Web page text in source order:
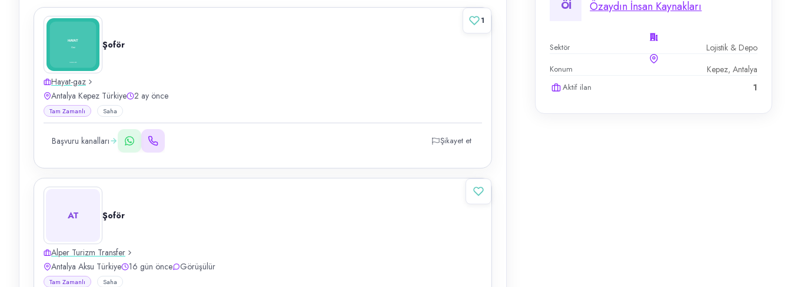
Öİ Özaydın İnsan Kaynakları
Sektör Lojistik & Depo
Konum Kepez, Antalya
Aktif ilan 1
Şoför
Hayat-gaz
Antalya Kepez Türkiye
2 ay önce
Tam Zamanlı Saha
Başvuru kanalları Şikayet et
1
AT Şoför
Alper Turizm Transfer
Antalya Aksu Türkiye
16 gün önce Görüşülür
Tam Zamanlı Saha